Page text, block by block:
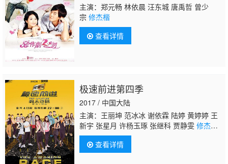
主演：郑元畅 林依晨 汪东城 唐禹哲 曾少
宗 修杰楷
查看详情
极速前进第四季
2017 / 中国大陆
主演：王丽坤 范冰冰 谢依霖 陆婷 黄婷婷 王
新宇 张星月 许杨玉琢 张继科 贾静雯 修杰
楷郑元畅 吴振天 强子 吴敏霞 张效诚 张传
铭 邓滨查看详情